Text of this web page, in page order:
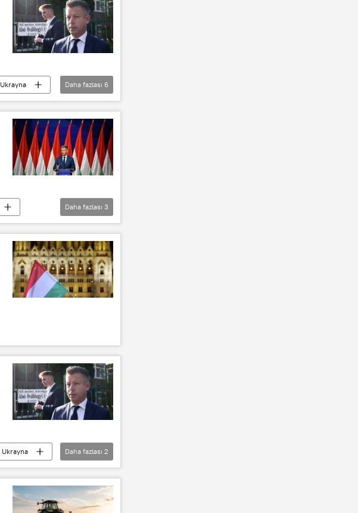
Ukrayna
Daha fazlası 6
Daha fazlası 3
Ukrayna
Daha fazlası 2